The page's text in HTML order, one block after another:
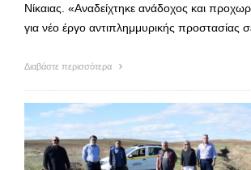
Νίκαιας. «Αναδείχτηκε ανάδοχος και
για νέο έργο αντιπλημμυρικής προστασίας
Διαβάστε περισσότερα